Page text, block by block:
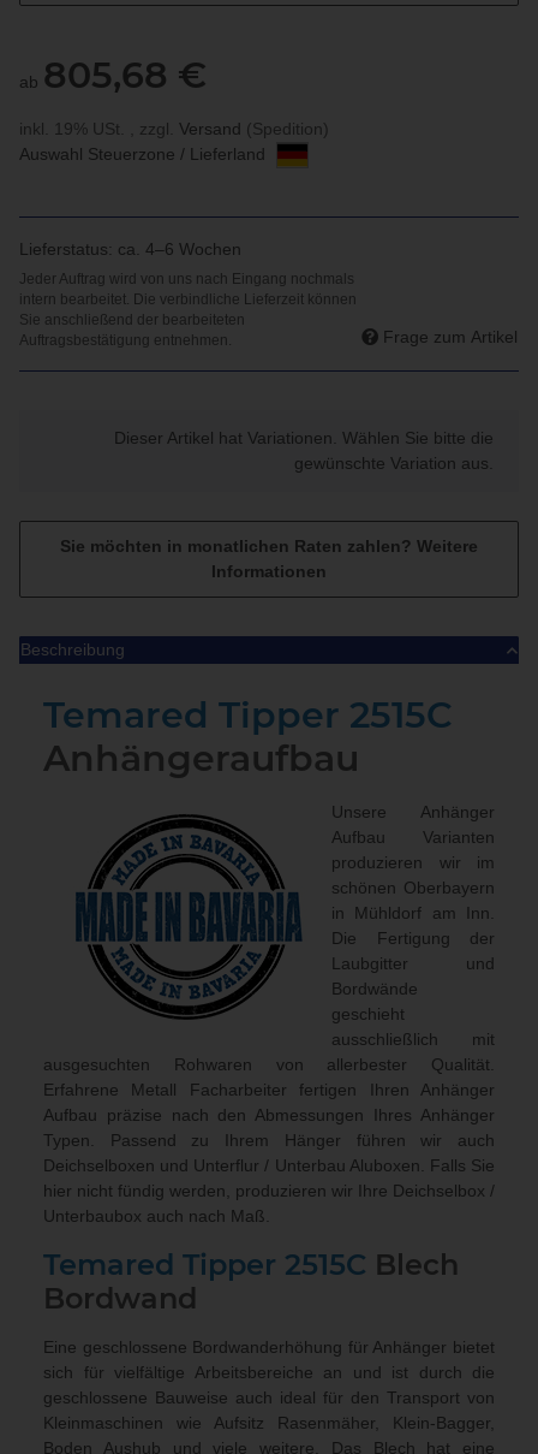
ab 805,68 €
inkl. 19% USt. , zzgl. Versand (Spedition)
Auswahl Steuerzone / Lieferland
Lieferstatus: ca. 4–6 Wochen
Frage zum Artikel
Dieser Artikel hat Variationen. Wählen Sie bitte die
gewünschte Variation aus.
Sie möchten in monatlichen Raten zahlen? Weitere
Informationen
Beschreibung
Temared Tipper 2515C
Anhängeraufbau
Unsere Anhänger
Aufbau Varianten
produzieren wir im
schönen Oberbayern
in Mühldorf am Inn.
Die Fertigung der
Laubgitter und
Bordwände
geschieht
ausschließlich mit
ausgesuchten Rohwaren von allerbester Qualität.
Erfahrene Metall Facharbeiter fertigen Ihren Anhänger
Aufbau präzise nach den Abmessungen Ihres Anhänger
Typen. Passend zu Ihrem Hänger führen wir auch
Deichselboxen und Unterflur / Unterbau Aluboxen . Falls Sie
hier nicht fündig werden, produzieren wir Ihre Deichselbox /
Unterbaubox auch nach Maß
Temared Tipper 2515C Blech
Bordwand
Eine geschlossene Bordwanderhöhung für Anhänger bietet
sich für vielfältige Arbeitsbereiche an und ist durch die
geschlossene Bauweise auch ideal für den Transport von
Kleinmaschinen wie Aufsitz Rasenmäher, Klein-Bagger,
Boden Aushub und viele weitere. Das Blech hat eine